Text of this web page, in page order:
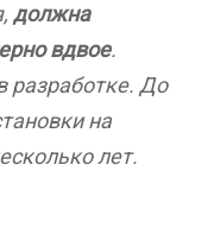
должна
вдвое.
разработке. До
на
лет.